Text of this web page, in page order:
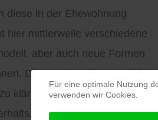
diese in der Ehewohnung
hier mittlerweile verschiedene
aber auch neue Formen
Diese haben dann natürlich
klärenden Fragen des
Für eine optimale Nutzung
verwenden wir Cookies.